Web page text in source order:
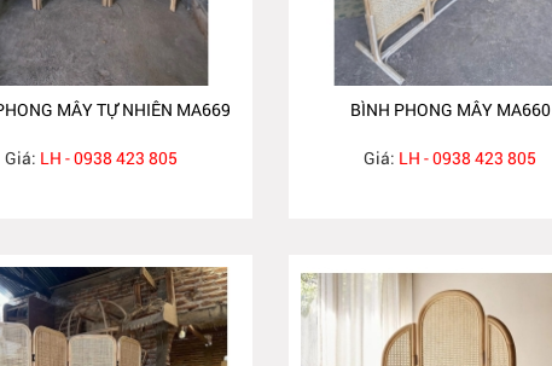
MÂY TỰ NHIÊN MA669
Giá: LH - 0938 423 805
BÌNH PHONG MÂY MA660
Giá: LH - 0938 423 805